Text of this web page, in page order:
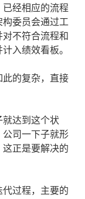
经相应的流程
委员会通过工
不符合流程和
入绩效看板。
的复杂，直接
就达到这个状
公司一下子就形
正是要解决的
过程，主要的